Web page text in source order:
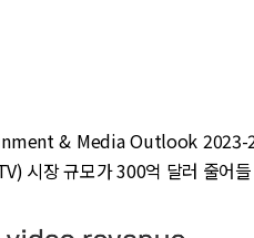
& Media Outlook 2023-
시장 규모가 300억 달러 줄어